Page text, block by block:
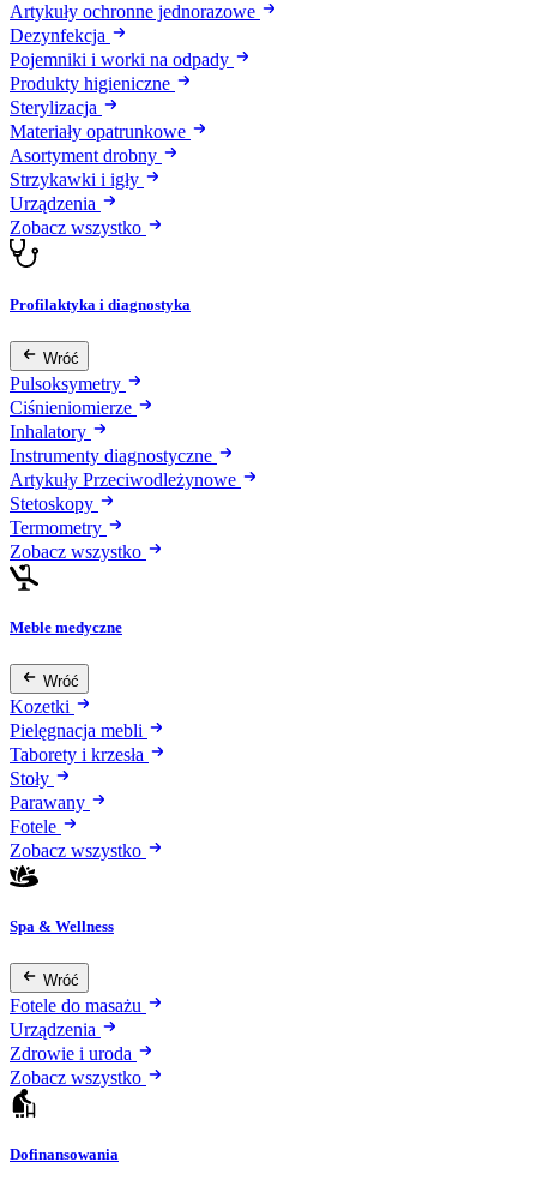
Artykuły ochronne jednorazowe
Dezynfekcja
Pojemniki i worki na odpady
Produkty higieniczne
Sterylizacja
Materiały opatrunkowe
Asortyment drobny
Strzykawki i igły
Urządzenia
Zobacz wszystko
Profilaktyka i diagnostyka
Wróć
Pulsoksymetry
Ciśnieniomierze
Inhalatory
Instrumenty diagnostyczne
Artykuły Przeciwodleżynowe
Stetoskopy
Termometry
Zobacz wszystko
Meble medyczne
Wróć
Kozetki
Pielęgnacja mebli
Taborety i krzesła
Stoły
Parawany
Fotele
Zobacz wszystko
Spa & Wellness
Wróć
Fotele do masażu
Urządzenia
Zdrowie i uroda
Zobacz wszystko
Dofinansowania